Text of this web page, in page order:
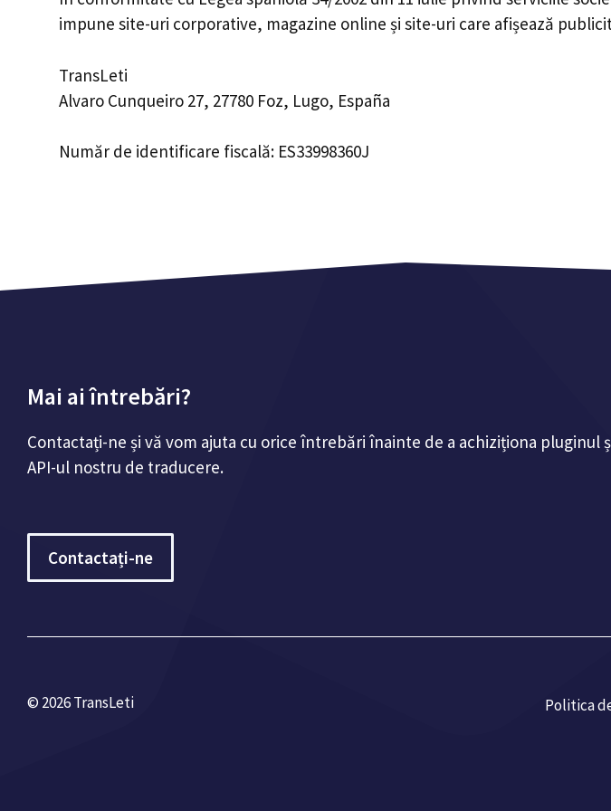
impune site-uri corporative, magazine online și site-uri care afișează
TransLeti
Alvaro Cunqueiro 27, 27780 Foz, Lugo, España
Număr de identificare fiscală: ES33998360J
Mai ai întrebări?
Contactați-ne și vă vom ajuta cu orice întrebări înainte de a achiziționa pluginul
API-ul nostru de traducere.
Contactați-ne
© 2026 TransLeti Politica